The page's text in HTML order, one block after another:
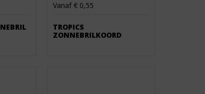
Vanaf € 0,55
TROPICS
ZONNEBRILKOORD